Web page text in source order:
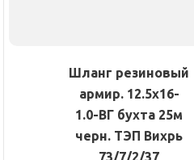
Шланг резиновый
армир. 12.5х16-
1.0-ВГ бухта 25м
черн. ТЭП Вихрь
73/7/2/37